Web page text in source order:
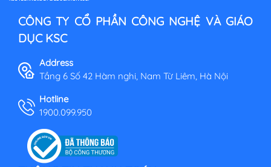
CÔNG TY CỔ PHẦN CÔNG NGHỆ VÀ GIÁO
DỤC KSC
Address
Tầng 6 Số 42 Hàm nghi, Nam Từ Liêm, Hà Nội
Hotline
1900.099.950